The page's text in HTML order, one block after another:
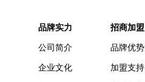
品牌实力
公司简介
企业文化
招商加盟
品牌优势
加盟支持